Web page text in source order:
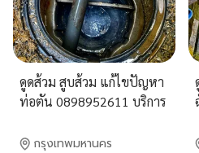
ดูดส้วม สูบส้วม แก้ไขปัญหา
ท่อตัน 0898952611 บริการ
กรุงเทพมหานคร